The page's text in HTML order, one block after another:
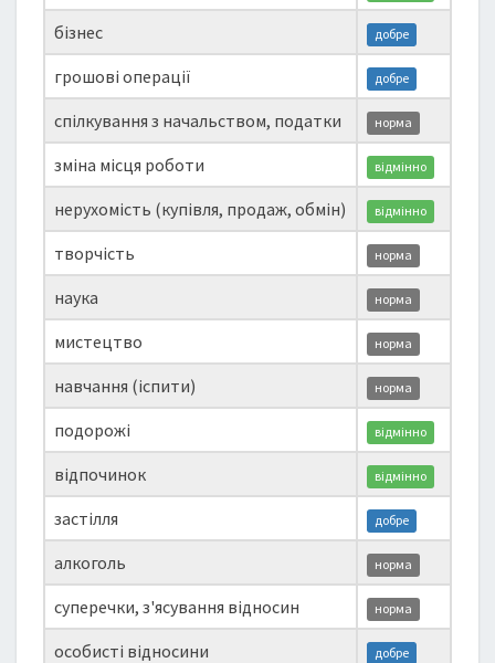
бізнес добре
грошові операції добре
спілкування з начальством, податки норма
зміна місця роботи відмінно
нерухомість (купівля, продаж, обмін) відмінно
творчість норма
наука норма
мистецтво норма
навчання (іспити) норма
подорожі відмінно
відпочинок відмінно
застілля добре
алкоголь норма
суперечки, з'ясування відносин норма
особисті відносини добре